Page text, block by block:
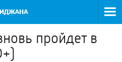
пройдет в